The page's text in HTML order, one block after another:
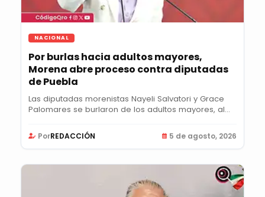
NACIONAL
Por burlas hacia adultos mayores,
Morena abre proceso contra diputadas
de Puebla
Las diputadas morenistas Nayeli Salvatori y Grace
Palomares se burlaron de los adultos mayores, al...
PorREDACCIÓN 5 de agosto, 2026